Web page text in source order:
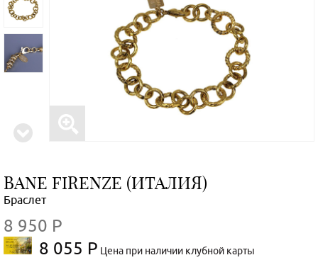
BANE FIRENZE (ИТАЛИЯ)
Браслет
8 950 Р
8 055 Р Цена при наличии клубной карты